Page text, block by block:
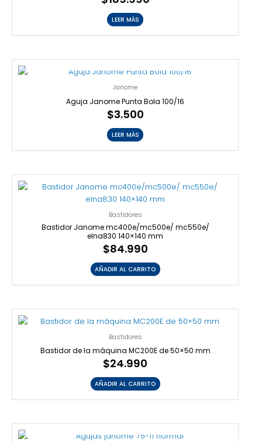
LEER MÁS
AGOTADO
Janome
Aguja Janome Punta Bola 100/16
$3.500
LEER MÁS
Bastidores
Bastidor Janome mc400e/mc500e/ mc550e/
elna830 140×140 mm
$84.990
AÑADIR AL CARRITO
Bastidores
Bastidor de la máquina MC200E de 50×50 mm
$24.990
AÑADIR AL CARRITO
AGOTADO